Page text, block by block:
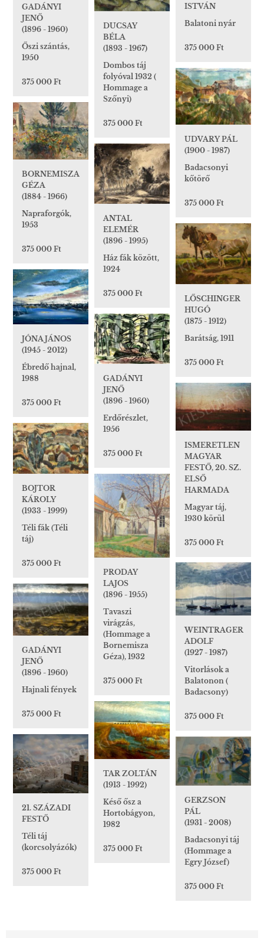
ISTVÁN
Balatoni nyár
375 000 Ft
GADÁNYI
JENŐ
(1896 - 1960)
Őszi szántás,
1950
375 000 Ft
DUCSAY
BÉLA
(1893 - 1967)
Dombos táj
folyóval 1932 (
Hommage a
Szőnyi)
375 000 Ft
UDVARY PÁL
(1900 - 1987)
Badacsonyi
kőtörő
375 000 Ft
BORNEMISZA
GÉZA
(1884 - 1966)
Napraforgók,
1953
375 000 Ft
ANTAL
ELEMÉR
(1896 - 1995)
Ház fák között,
1924
375 000 Ft
LŐSCHINGER
HUGÓ
(1875 - 1912)
Barátság, 1911
375 000 Ft
JÓNA JÁNOS
(1945 - 2012)
Ébredő hajnal,
1988
375 000 Ft
GADÁNYI
JENŐ
(1896 - 1960)
Erdőrészlet,
1956
375 000 Ft
ISMERETLEN
MAGYAR
FESTŐ, 20. SZ.
ELSŐ
HARMADA
Magyar táj,
1930 körül
375 000 Ft
BOJTOR
KÁROLY
(1933 - 1999)
Téli fák (Téli
táj)
375 000 Ft
PRODAY
LAJOS
(1896 - 1955)
Tavaszi
virágzás,
(Hommage a
Bornemisza
Géza), 1932
375 000 Ft
WEINTRAGER
ADOLF
(1927 - 1987)
Vitorlások a
Balatonon (
Badacsony)
375 000 Ft
GADÁNYI
JENŐ
(1896 - 1960)
Hajnali fények
375 000 Ft
TAR ZOLTÁN
(1913 - 1992)
Késő ősz a
Hortobágyon,
1982
375 000 Ft
21. SZÁZADI
FESTŐ
Téli táj
(korcsolyázók)
375 000 Ft
GERZSON
PÁL
(1931 - 2008)
Badacsonyi táj
(Hommage a
Egry József)
375 000 Ft